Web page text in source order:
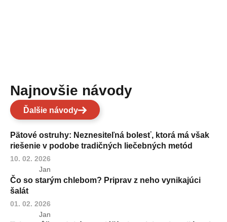
Najnovšie návody
Ďalšie návody
Pätové ostruhy: Neznesiteľná bolesť, ktorá má však
riešenie v podobe tradičných liečebných metód
10. 02. 2026
Jan
Čo so starým chlebom? Priprav z neho vynikajúci
šalát
01. 02. 2026
Jan